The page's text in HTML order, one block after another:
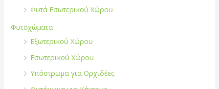
Φυτά Εσωτερικού Χώρου
Φυτοχώματα
Εξωτερικού Χώρου
Εσωτερικού Χώρου
Υπόστρωμα για Ορχιδέες